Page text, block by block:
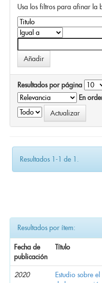
Usa los filtros para afinar la
Resultados por página
En
Resultados 1-1 de 1.
Resultados por ítem:
Fecha de
publicación
Título
2020
Estudio sobre